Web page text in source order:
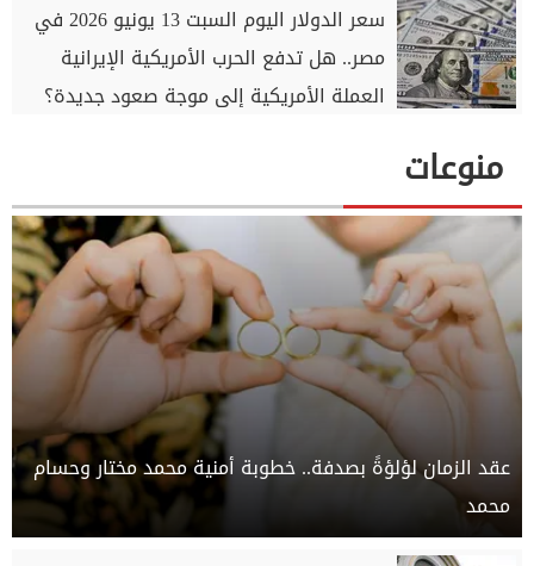
سعر الدولار اليوم السبت 13 يونيو 2026 في
مصر.. هل تدفع الحرب الأمريكية الإيرانية
العملة الأمريكية إلى موجة صعود جديدة؟
منوعات
عقد الزمان لؤلؤةً بصدفة.. خطوبة أمنية محمد مختار وحسام
محمد